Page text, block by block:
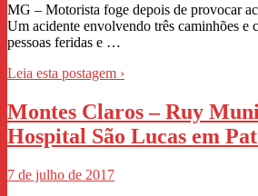
MG – Motorista foge depois de provocar
Um acidente envolvendo três caminhões e
pessoas feridas e …
Leia esta postagem ›
Montes Claros – Ruy
Hospital São Lucas em
7 de julho de 2017